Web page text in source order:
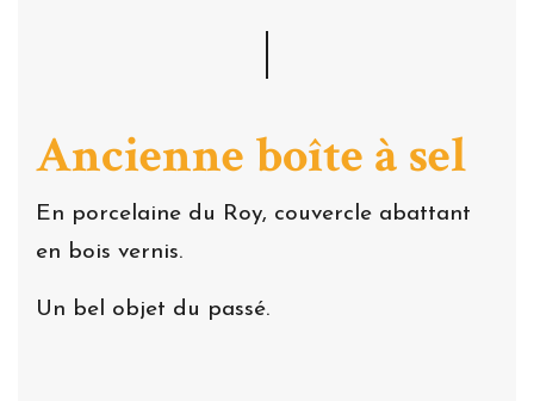
Ancienne boîte à sel
En porcelaine du Roy, couvercle abattant
en bois vernis.
Un bel objet du passé.